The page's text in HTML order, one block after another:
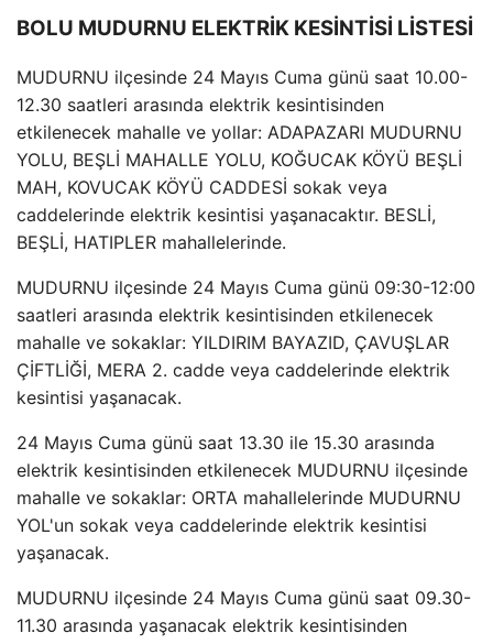
BOLU MUDURNU ELEKTRİK KESİNTİSİ LİSTESİ
MUDURNU ilçesinde 24 Mayıs Cuma günü saat 10.00-
12.30 saatleri arasında elektrik kesintisinden
etkilenecek mahalle ve yollar: ADAPAZARI MUDURNU
YOLU, BEŞLİ MAHALLE YOLU, KOĞUCAK KÖYÜ BEŞLİ
MAH, KOVUCAK KÖYÜ CADDESİ sokak veya
caddelerinde elektrik kesintisi yaşanacaktır. BESLİ,
BEŞLİ, HATIPLER mahallelerinde.
MUDURNU ilçesinde 24 Mayıs Cuma günü 09:30-12:00
saatleri arasında elektrik kesintisinden etkilenecek
mahalle ve sokaklar: YILDIRIM BAYAZID, ÇAVUŞLAR
ÇİFTLİĞİ, MERA 2. cadde veya caddelerinde elektrik
kesintisi yaşanacak.
24 Mayıs Cuma günü saat 13.30 ile 15.30 arasında
elektrik kesintisinden etkilenecek MUDURNU ilçesinde
mahalle ve sokaklar: ORTA mahallelerinde MUDURNU
YOL'un sokak veya caddelerinde elektrik kesintisi
yaşanacak.
MUDURNU ilçesinde 24 Mayıs Cuma günü saat 09.30-
11.30 arasında yaşanacak elektrik kesintisinden